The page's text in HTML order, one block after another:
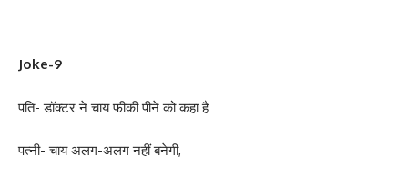
Joke-9
पति- डॉक्टर ने चाय फीकी पीने को कहा है
पत्नी- चाय अलग-अलग नहीं बनेगी,